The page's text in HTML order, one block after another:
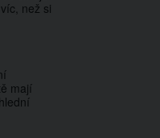
než si
mají